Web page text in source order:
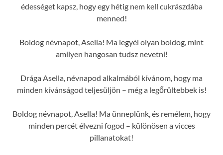
édességet kapsz, hogy egy hétig nem kell cukrászdába
menned!
Boldog névnapot, Asella! Ma legyél olyan boldog, mint
amilyen hangosan tudsz nevetni!
Drága Asella, névnapod alkalmából kívánom, hogy ma
minden kívánságod teljesüljön – még a legőrültebbek is!
Boldog névnapot, Asella! Ma ünneplünk, és remélem, hogy
minden percét élvezni fogod – különösen a vicces
pillanatokat!